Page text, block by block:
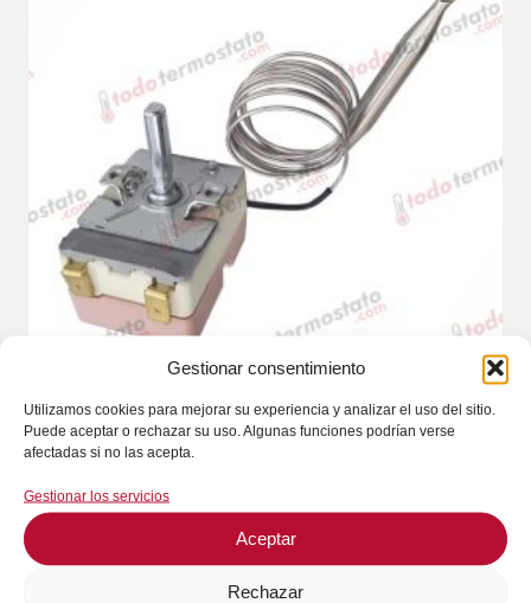
Gestionar consentimiento
Utilizamos cookies para mejorar su experiencia y analizar el uso del sitio.
Puede aceptar o rechazar su uso. Algunas funciones podrían verse
afectadas si no las acepta.
Gestionar los servicios
Aceptar
Rechazar
Termostato MARCA BLANCA Rango 60 a 205
°C
13,04€
Añadir al carrito